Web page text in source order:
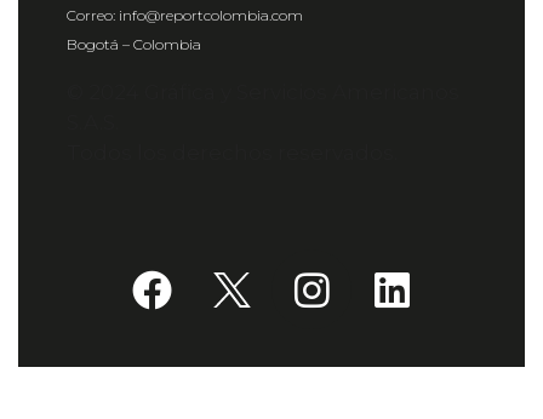
Correo: info@reportcolombia.com
Bogotá – Colombia